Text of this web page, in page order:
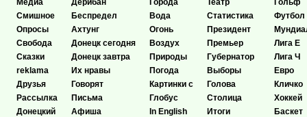
Медиа
Смишное
Опросы
Свобода
Сказки
reklama
Друзья
Рассылка
Донецкий
Дерибан
Беспредел
Ахтунг
Донецк сегодня
Донецк завтра
Их нравы
Говорят
Письма
Афиша
Города
Вода
Огонь
Воздух
Природы
Погода
Картинки с
Глобус
In English
Театр
Статистика
Президент
Премьер
Губернатор
Выборы
Голова
Столица
Итоги
Гольф
Футбол
Лига Е
Лига Ч
Евро
Кличко
Хоккей
Баскет